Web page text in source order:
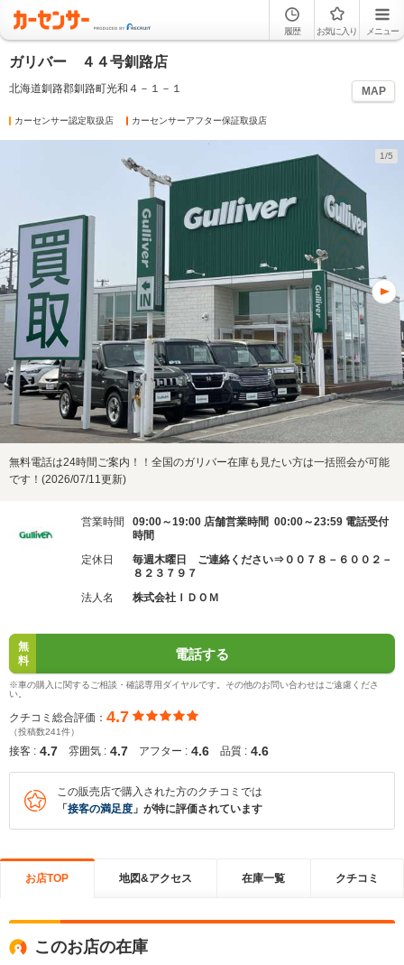
履歴 お気に入り メニュー
ガリバー ４４号釧路店
北海道釧路郡釧路町光和４－１－１ MAP
カーセンサー認定取扱店 カーセンサーアフター保証取扱店
1/5
無料電話は24時間ご案内！！全国のガリバー在庫も見たい方は一括照会が可能
です！(2026/07/11更新)
営業時間
09:00～19:00 店舗営業時間 00:00～23:59 電話受付
時間
定休日
毎週木曜日 ご連絡ください⇒００７８－６００２－
８２３７９７
法人名
株式会社ＩＤＯＭ
無
料
電話する
※車の購入に関するご相談・確認専用ダイヤルです。その他のお問い合わせはご遠慮くださ
い。
クチコミ総合評価： 4.7
（投稿数241件）
接客 : 4.7 雰囲気 : 4.7 アフター : 4.6 品質 : 4.6
この販売店で購入された方のクチコミでは
「 接客の満足度 」が特に評価されています
お店TOP 地図&アクセス 在庫一覧 クチコミ
このお店の在庫